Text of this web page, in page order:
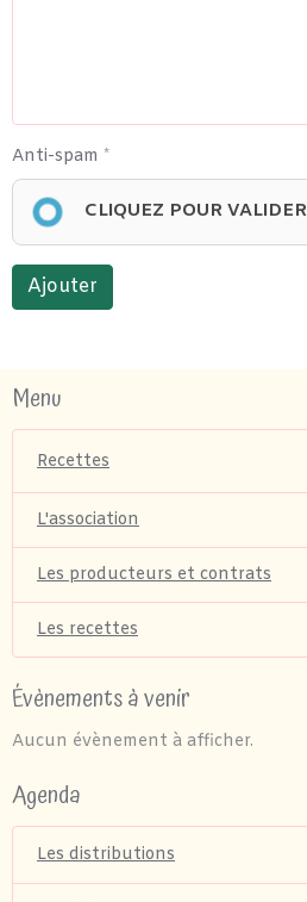
Anti-spam
CLIQUEZ POUR VALIDER
Ajouter
Menu
Recettes
L'association
Les producteurs et contrats
Les recettes
Évènements à venir
Aucun évènement à afficher.
Agenda
Les distributions